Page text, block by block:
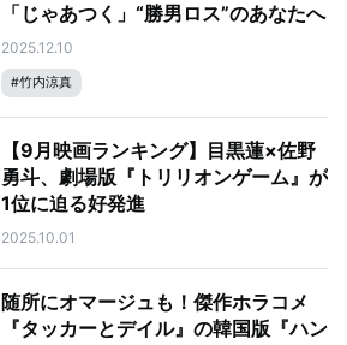
「じゃあつく」“勝男ロス”のあなたへ
2025.12.10
#竹内涼真
【9月映画ランキング】目黒蓮×佐野
勇斗、劇場版『トリリオンゲーム』が
1位に迫る好発進
2025.10.01
随所にオマージュも！傑作ホラコメ
『タッカーとデイル』の韓国版『ハン